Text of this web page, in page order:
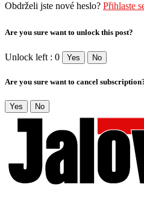
Obdrželi jste nové heslo? Přihlaste
Are you sure want to unlock this post?
Unlock left : 0 Yes No
Are you sure want to cancel
Yes No